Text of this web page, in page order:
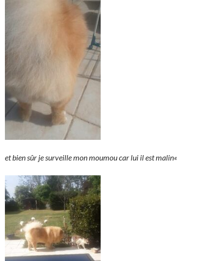
et bien sûr je surveille mon moumou car lui il est malin«